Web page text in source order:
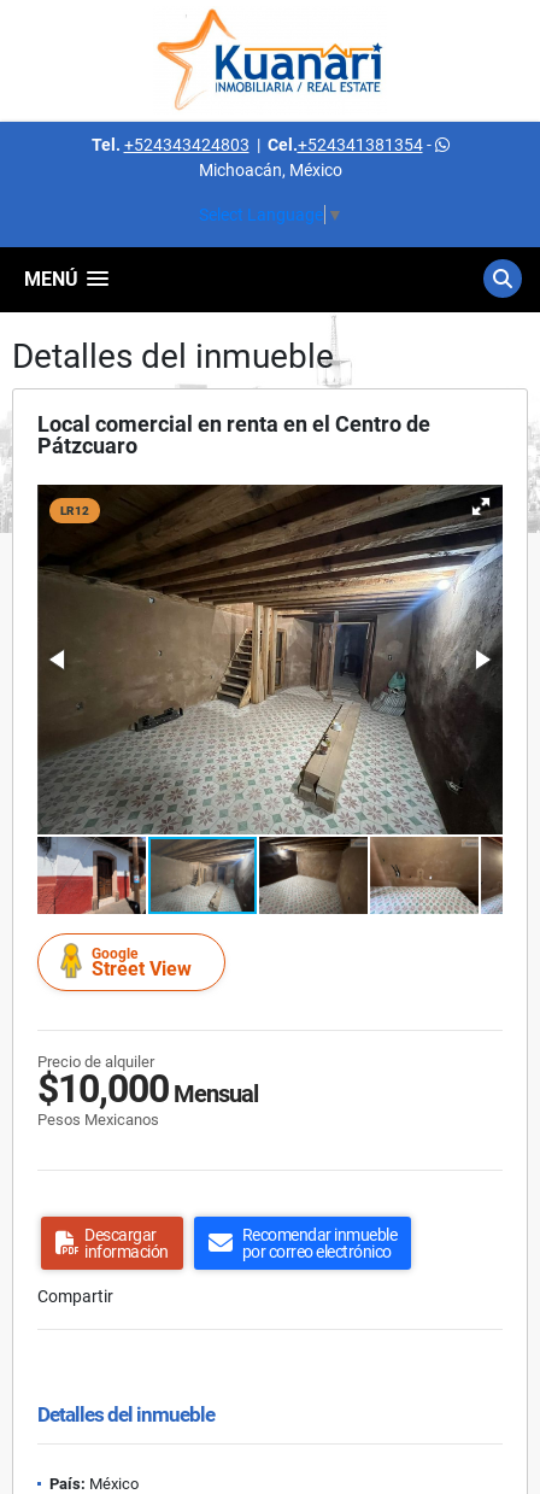
Tel. +524343424803 | Cel.+524341381354-
Michoacán, México
Select Language ▼
MENÚ
Detalles del inmueble
Local comercial en renta en el Centro de
Pátzcuaro
LR12
Google
Street View
Precio de alquiler
$10,000 Mensual
Pesos Mexicanos
Descargar
información
Recomendar inmueble
por correo electrónico
Compartir
Detalles del inmueble
País: México